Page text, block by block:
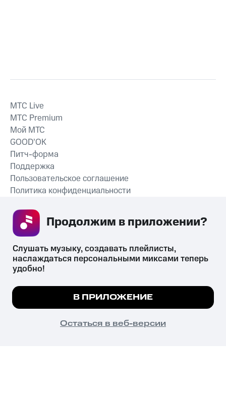
СКАЧАТЬ ПРИЛОЖЕНИЕ
MTС Live
MTС Premium
Мой МТС
GOOD’OK
Питч-форма
Поддержка
Пользовательское соглашение
Политика конфиденциальности
психотропных веществ, их аналогов причиняет вред здоровью,
их незаконный оборот запрещён и влечёт установленную
законодательством ответственность.
© 2026 ООО «КИОН».
Все права защищены
Мы используем куки, чтобы на сайте все
Подробнее
ПОНЯТНО
Слушать музыку, создавать плейлисты,
наслаждаться персональными миксами теперь
удобно!
В ПРИЛОЖЕНИЕ
Остаться в веб-версии